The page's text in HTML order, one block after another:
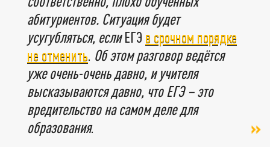
абитуриентов. Ситуация будет
усугубляться, еслиЕГЭ в срочном порядке
не отменить. Об этом разговор ведётся
уже очень-очень давно, и учителя
высказываются давно, что ЕГЭ – это
вредительство на самом деле для
образования.